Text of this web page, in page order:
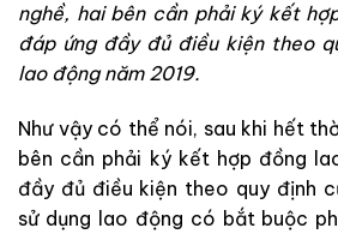
nghề, hai bên cần phải ký kết
đáp ứng đầy đủ điều kiện theo
lao động năm 2019.
Như vậy có thể nói, sau khi hết
bên cần phải ký kết hợp đồng
đầy đủ điều kiện theo quy định
sử dụng lao động có bắt buộc